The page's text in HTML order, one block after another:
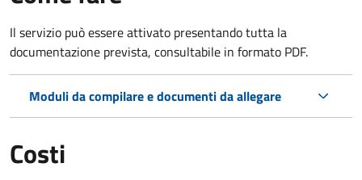
Il servizio può essere attivato presentando tutta la
documentazione prevista, consultabile in formato PDF.
Moduli da compilare e documenti da allegare
Costi